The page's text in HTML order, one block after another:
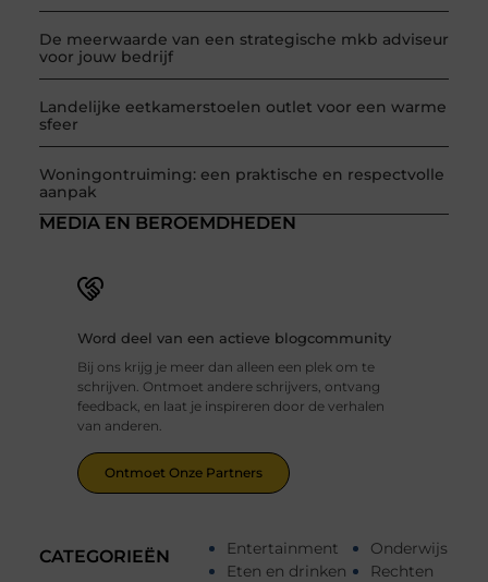
De meerwaarde van een strategische mkb adviseur
voor jouw bedrijf
Landelijke eetkamerstoelen outlet voor een warme
sfeer
Woningontruiming: een praktische en respectvolle
aanpak
CATEGORIEËN
Entertainment
Eten en drinken
Onderwijs
Rechten
MEDIA EN BEROEMDHEDEN
Word deel van een actieve blogcommunity
Bij ons krijg je meer dan alleen een plek om te
schrijven. Ontmoet andere schrijvers, ontvang
feedback, en laat je inspireren door de verhalen
van anderen.
Ontmoet Onze Partners